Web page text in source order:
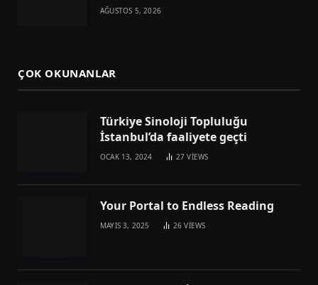
AĞUSTOS 5, 2026
ÇOK OKUNANLAR
Türkiye Sinoloji Topluluğu
İstanbul’da faaliyete geçti
OCAK 13, 2024 27VIEWS
Your Portal to Endless Reading
MAYIS 3, 2025 26VIEWS